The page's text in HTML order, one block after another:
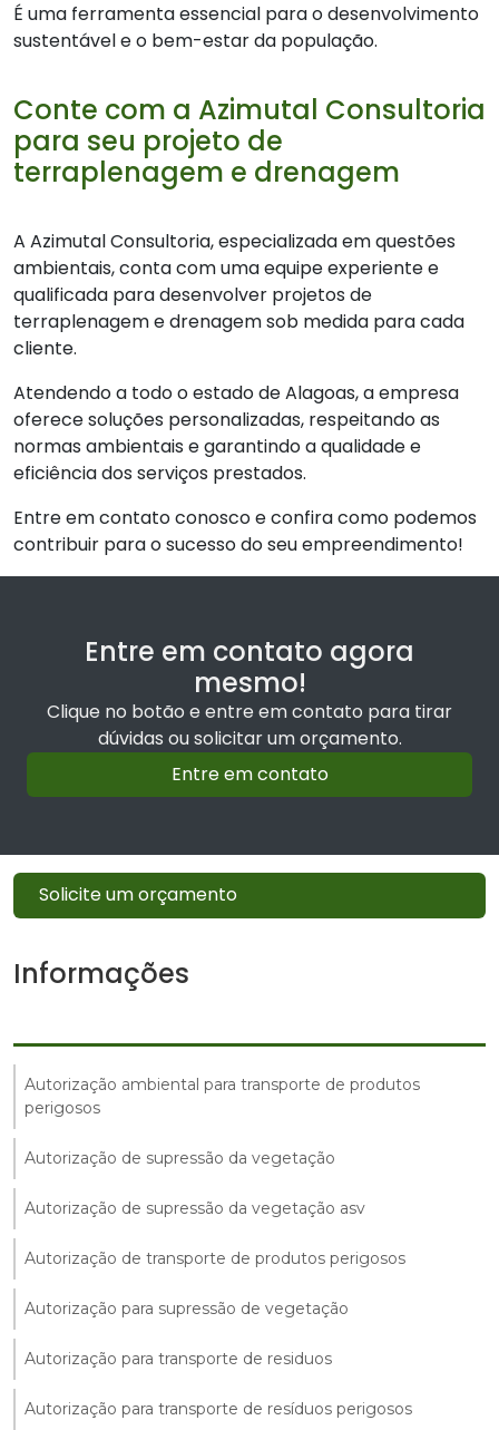
É uma ferramenta essencial para o desenvolvimento
sustentável e o bem-estar da população.
Conte com a Azimutal Consultoria
para seu projeto de
terraplenagem e drenagem
A Azimutal Consultoria, especializada em questões
ambientais, conta com uma equipe experiente e
qualificada para desenvolver projetos de
terraplenagem e drenagem sob medida para cada
cliente.
Atendendo a todo o estado de Alagoas, a empresa
oferece soluções personalizadas, respeitando as
normas ambientais e garantindo a qualidade e
eficiência dos serviços prestados.
Entre em contato conosco e confira como podemos
contribuir para o sucesso do seu empreendimento!
Entre em contato agora
mesmo!
Clique no botão e entre em contato para tirar
dúvidas ou solicitar um orçamento.
Entre em contato
Solicite um orçamento
Informações
Autorização ambiental para transporte de produtos
perigosos
Autorização de supressão da vegetação
Autorização de supressão da vegetação asv
Autorização de transporte de produtos perigosos
Autorização para supressão de vegetação
Autorização para transporte de residuos
Autorização para transporte de resíduos perigosos